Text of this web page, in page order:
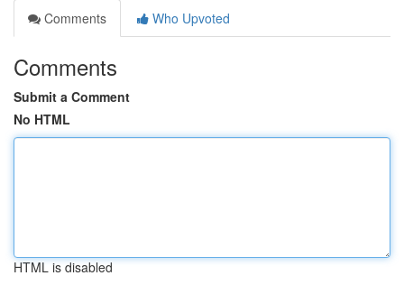
Comments
Who Upvoted
Comments
Submit a Comment
No HTML
HTML is disabled